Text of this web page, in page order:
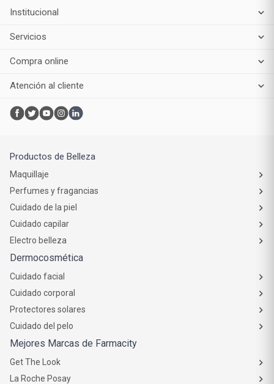
Institucional
Servicios
Compra online
Atención al cliente
Productos de Belleza
Maquillaje
Perfumes y fragancias
Cuidado de la piel
Cuidado capilar
Electro belleza
Dermocosmética
Cuidado facial
Cuidado corporal
Protectores solares
Cuidado del pelo
Mejores Marcas de Farmacity
Get The Look
La Roche Posay